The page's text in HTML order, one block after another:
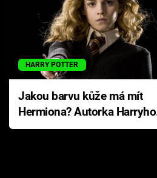
HARRY POTTER
Jakou barvu kůže má mít
Hermiona? Autorka Harryho
Pottera přišla s ráznou